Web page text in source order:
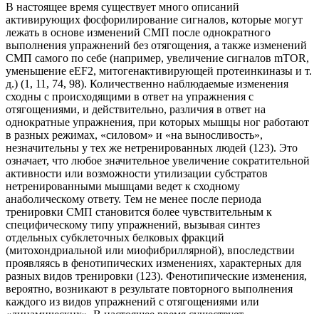
В настоящее время существует много описаний
активирующих фосфорилирование сигналов, которые могут
лежать в основе изменений СМП после однократного
выполнения упражнений без отягощения, а также изменений
СМП самого по себе (например, увеличение сигналов mTOR,
уменьшение еEF2, митогенактивирующей протеинкиназы и т.
д.) (1, 11, 74, 98). Количественно наблюдаемые изменения
сходны с происходящими в ответ на упражнения с
отягощениями, и действительно, различия в ответ на
однократные упражнения, при которых мышцы ног работают
в разных режимах, «силовом» и «на выносливость»,
незначительны у тех же нетренированных людей (123). Это
означает, что любое значительное увеличение сократительной
активности или возможности утилизации субстратов
нетренированными мышцами ведет к сходному
анаболическому ответу. Тем не менее после периода
тренировки СМП становится более чувствительным к
специфическому типу упражнений, вызывая синтез
отдельных субклеточных белковых фракций
(митохондриальной или миофибриллярной), впоследствии
проявляясь в фенотипических изменениях, характерных для
разных видов тренировки (123). Фенотипические изменения,
вероятно, возникают в результате повторного выполнения
каждого из видов упражнений с отягощениями или